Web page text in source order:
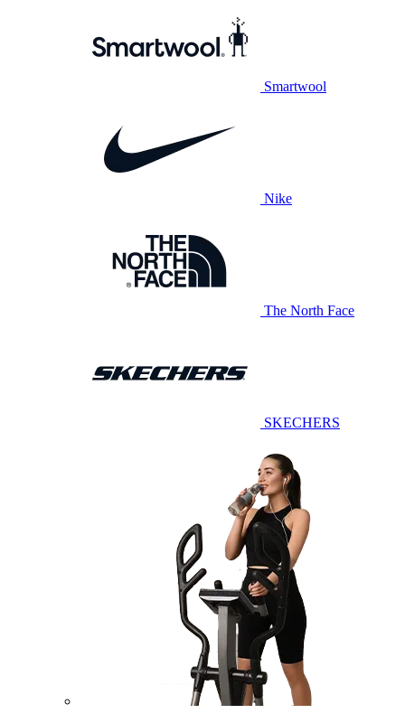
Smartwool
Nike
The North Face
SKECHERS